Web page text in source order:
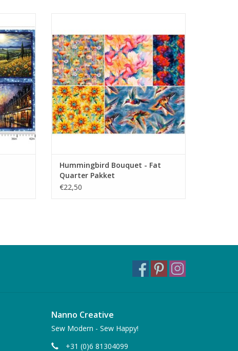
stden
TOEVOEGEN AAN WINKELWAGEN
Hummingbird Bouquet - Fat
Quarter Pakket
€22,50
Nanno Creative
Sew Modern - Sew Happy!
+31 (0)6 81304099